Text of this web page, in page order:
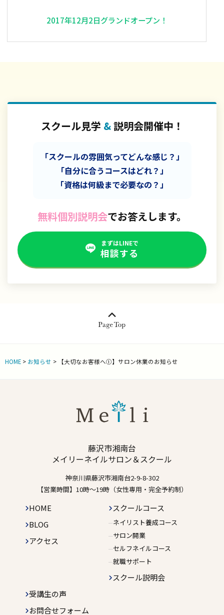
2017年12月2日グランドオープン！
スクール見学 &説明会開催中！
「スクールの雰囲気ってどんな感じ？」
「自分に合うコースはどれ？」
「資格は何級まで必要なの？」
無料個別説明会でお答えします。
まずはLINEで
相談する
HOME > お知らせ > 【大切なお客様へ①】サロン休業のお知らせ
藤沢市湘南台
メイリーネイルサロン＆スクール
神奈川県藤沢市湘南台2-9-8-302
【営業時間】10時〜19時（女性専用・完全予約制）
HOME
BLOG
アクセス
スクールコース
ネイリスト養成コース
サロン開業
セルフネイルコース
就職サポート
スクール説明会
受講生の声
お問合せフォーム